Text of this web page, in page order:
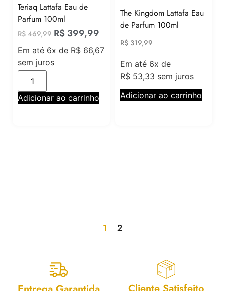
Teriaq Lattafa Eau de
Parfum 100ml
R$469,99 R$ 399,99
Em até 6x de R$ 66,67
sem juros
Adicionar ao carrinho
The Kingdom Lattafa Eau
de Parfum 100ml
R$ 319,99
Em até 6x de
R$ 53,33 sem juros
Adicionar ao carrinho
1 2